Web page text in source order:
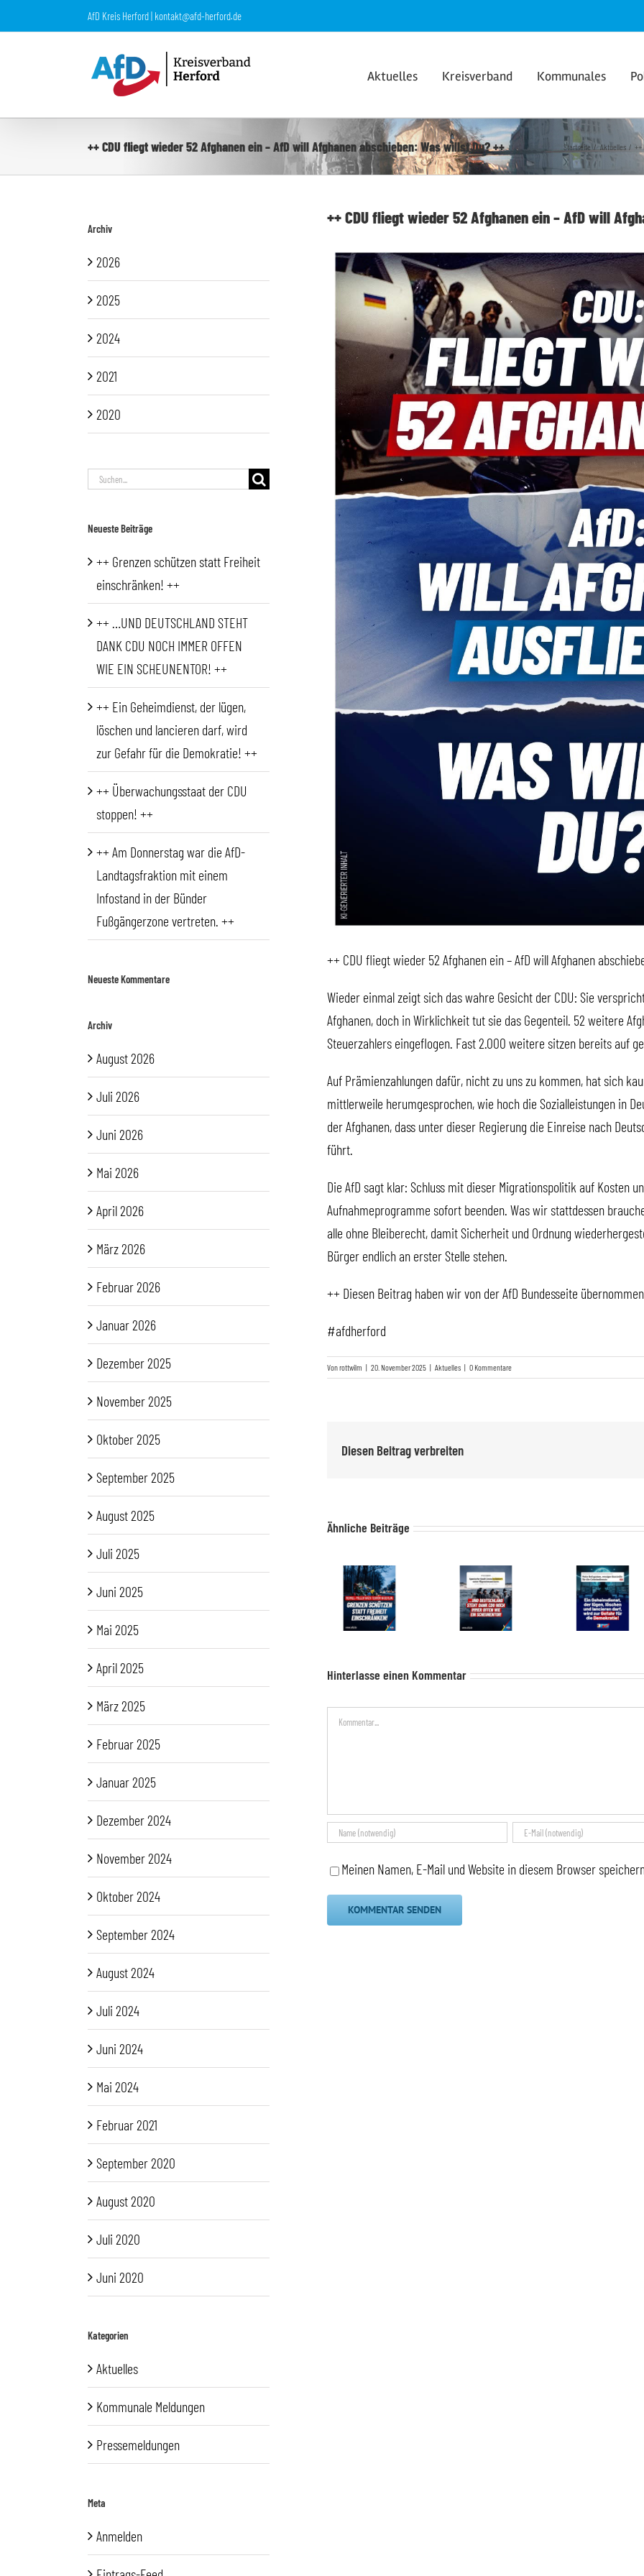
Inhalt
AfD Kreis Herford | kontakt@afd-herford.de
Aktuelles Kreisverband Kommunales
++ CDU fliegt wieder 52 Afghanen ein – AfD will Afghanen abschieben: Was willst Du? ++ Startseite Aktuelles ++
++ CDU fliegt wieder 52 Afghanen ein – AfD will
++ CDU fliegt wieder 52 Afghanen ein – AfD will Afghanen
Wieder einmal zeigt sich das wahre Gesicht der CDU: Sie
Afghanen, doch in Wirklichkeit tut sie das Gegenteil. 52 weitere
Steuerzahlers eingeflogen. Fast 2.000 weitere sitzen bereits auf
Auf Prämienzahlungen dafür, nicht zu uns zu kommen, hat sich
mittlerweile herumgesprochen, wie hoch die Sozialleistungen in
der Afghanen, dass unter dieser Regierung die Einreise nach
führt.
Die AfD sagt klar: Schluss mit dieser Migrationspolitik auf Kosten
Aufnahmeprogramme sofort beenden. Was wir stattdessen
alle ohne Bleiberecht, damit Sicherheit und Ordnung
Bürger endlich an erster Stelle stehen.
++ Diesen Beitrag haben wir von der AfD Bundesseite
#afdherford
Vonrottwilm | 20. November 2025 | Aktuelles | 0 Kommentare
Diesen Beitrag verbreiten
Ähnliche Beiträge
Hinterlasse einen Kommentar
Kommentar
Meinen Namen, E-Mail und Website in diesem Browser
Archiv
2026
2025
2024
2021
2020
Suche
Neueste Beiträge
++ Grenzen schützen statt Freiheit
einschränken! ++
++ …UND DEUTSCHLAND STEHT
DANK CDU NOCH IMMER OFFEN
WIE EIN SCHEUNENTOR! ++
++ Ein Geheimdienst, der lügen,
löschen und lancieren darf, wird
zur Gefahr für die Demokratie! ++
++ Überwachungsstaat der CDU
stoppen! ++
++ Am Donnerstag war die AfD-
Landtagsfraktion mit einem
Infostand in der Bünder
Fußgängerzone vertreten. ++
Neueste Kommentare
Archiv
August 2026
Juli 2026
Juni 2026
Mai 2026
April 2026
März 2026
Februar 2026
Januar 2026
Dezember 2025
November 2025
Oktober 2025
September 2025
August 2025
Juli 2025
Juni 2025
Mai 2025
April 2025
März 2025
Februar 2025
Januar 2025
Dezember 2024
November 2024
Oktober 2024
September 2024
August 2024
Juli 2024
Juni 2024
Mai 2024
Februar 2021
September 2020
August 2020
Juli 2020
Juni 2020
Kategorien
Aktuelles
Kommunale Meldungen
Pressemeldungen
Meta
Anmelden